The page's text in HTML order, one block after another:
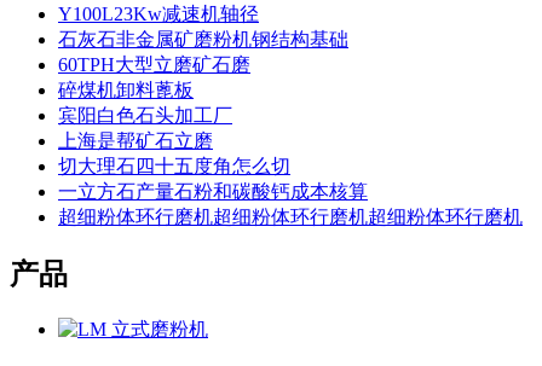
Y100L23Kw减速机轴径
石灰石非金属矿磨粉机钢结构基础
60TPH大型立磨矿石磨
碎煤机卸料蓖板
宾阳白色石头加工厂
上海是帮矿石立磨
切大理石四十五度角怎么切
一立方石产量石粉和碳酸钙成本核算
超细粉体环行磨机超细粉体环行磨机超细粉体环行磨机
产品